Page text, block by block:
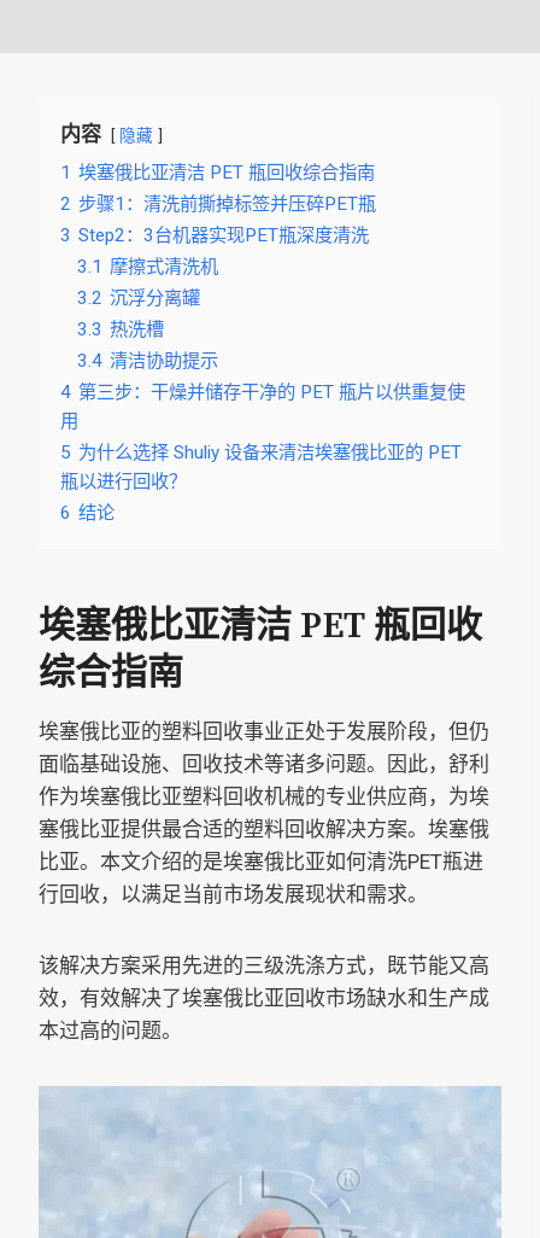
内容 隐藏
1 埃塞俄比亚清洁 PET 瓶回收综合指南
2 步骤1：清洗前撕掉标签并压碎PET瓶
3 Step2：3台机器实现PET瓶深度清洗
3.1 摩擦式清洗机
3.2 沉浮分离罐
3.3 热洗槽
3.4 清洁协助提示
4 第三步：干燥并储存干净的 PET 瓶片以供重复使
用
5 为什么选择 Shuliy 设备来清洁埃塞俄比亚的 PET
瓶以进行回收？
6 结论
埃塞俄比亚清洁 PET 瓶回收
综合指南
埃塞俄比亚的塑料回收事业正处于发展阶段，但仍
面临基础设施、回收技术等诸多问题。因此，舒利
作为埃塞俄比亚塑料回收机械的专业供应商，为埃
塞俄比亚提供最合适的塑料回收解决方案。埃塞俄
比亚。本文介绍的是埃塞俄比亚如何清洗PET瓶进
行回收，以满足当前市场发展现状和需求。
该解决方案采用先进的三级洗涤方式，既节能又高
效，有效解决了埃塞俄比亚回收市场缺水和生产成
本过高的问题。